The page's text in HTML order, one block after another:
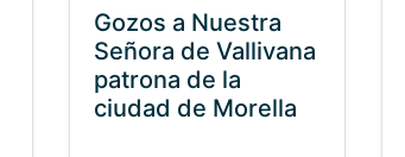
Gozos a Nuestra
Señora de Vallivana
patrona de la
ciudad de Morella